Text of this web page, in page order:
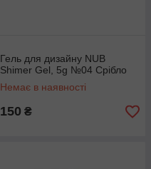
Гель для дизайну NUB
Shimer Gel, 5g №04 Срібло
Немає в наявності
150 ₴